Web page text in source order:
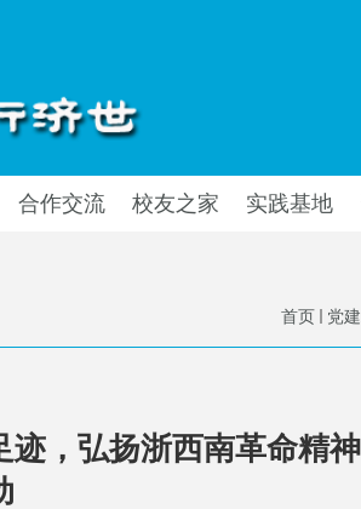
合作交流 校友之家 实践基地
首页 党
，弘扬浙西南革命精